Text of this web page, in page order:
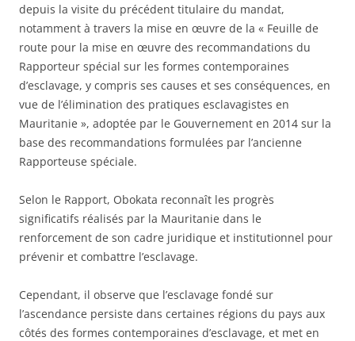
depuis la visite du précédent titulaire du mandat,
notamment à travers la mise en œuvre de la « Feuille de
route pour la mise en œuvre des recommandations du
Rapporteur spécial sur les formes contemporaines
d’esclavage, y compris ses causes et ses conséquences, en
vue de l’élimination des pratiques esclavagistes en
Mauritanie », adoptée par le Gouvernement en 2014 sur la
base des recommandations formulées par l’ancienne
Rapporteuse spéciale.
Selon le Rapport, Obokata reconnaît les progrès
significatifs réalisés par la Mauritanie dans le
renforcement de son cadre juridique et institutionnel pour
prévenir et combattre l’esclavage.
Cependant, il observe que l’esclavage fondé sur
l’ascendance persiste dans certaines régions du pays aux
côtés des formes contemporaines d’esclavage, et met en